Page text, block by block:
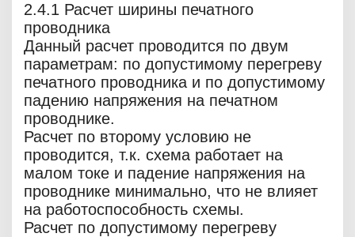
2.4.1 Расчет ширины печатного
проводника
Данный расчет проводится по двум
параметрам: по допустимому перегреву
печатного проводника и по допустимому
падению напряжения на печатном
проводнике.
Расчет по второму условию не
проводится, т.к. схема работает на
малом токе и падение напряжения на
проводнике минимально, что не влияет
на работоспособность схемы.
Расчет по допустимому перегреву